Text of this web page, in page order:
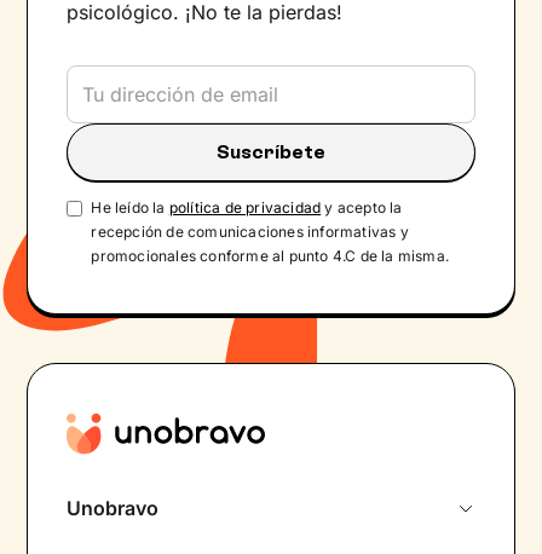
psicológico. ¡No te la pierdas!
He leído la política de privacidad y acepto la
recepción de comunicaciones informativas y
promocionales conforme al punto 4.C de la misma.
Unobravo